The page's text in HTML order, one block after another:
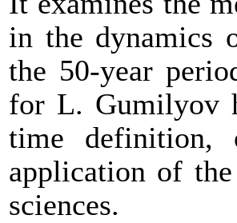
in the dynamics
the 50-year
for L. Gumilyov
time definition,
application of
sciences.